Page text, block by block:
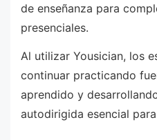
de enseñanza para
presenciales.
Al utilizar Yousician, los
continuar practicando
aprendido y
autodirigida esencial